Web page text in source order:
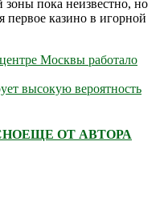
пока неизвестно, но
первое казино в игорной
Москвы работало
высокую вероятность
ЕЩЕ ОТ АВТОРА